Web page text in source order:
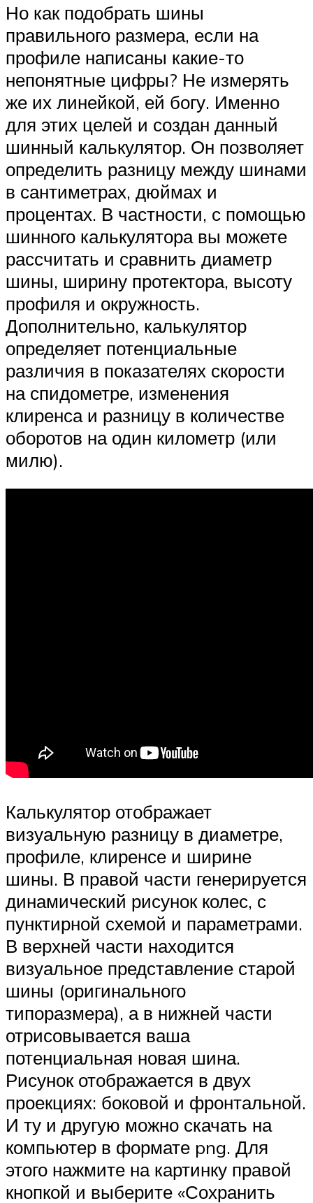
Но как подобрать шины
правильного размера, если на
профиле написаны какие-то
непонятные цифры? Не измерять
же их линейкой, ей богу. Именно
для этих целей и создан данный
шинный калькулятор. Он позволяет
определить разницу между шинами
в сантиметрах, дюймах и
процентах. В частности, с помощью
шинного калькулятора вы можете
рассчитать и сравнить диаметр
шины, ширину протектора, высоту
профиля и окружность.
Дополнительно, калькулятор
определяет потенциальные
различия в показателях скорости
на спидометре, изменения
клиренса и разницу в количестве
оборотов на один километр (или
милю).
Калькулятор отображает
визуальную разницу в диаметре,
профиле, клиренсе и ширине
шины. В правой части генерируется
динамический рисунок колес, с
пунктирной схемой и параметрами.
В верхней части находится
визуальное представление старой
шины (оригинального
типоразмера), а в нижней части
отрисовывается ваша
потенциальная новая шина.
Рисунок отображается в двух
проекциях: боковой и фронтальной.
И ту и другую можно скачать на
компьютер в формате png. Для
этого нажмите на картинку правой
кнопкой и выберите «Сохранить